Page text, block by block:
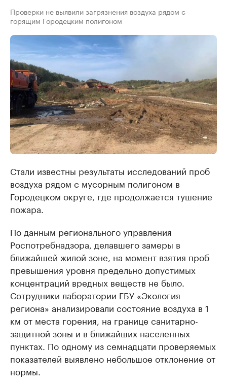
Проверки не выявили загрязнения воздуха рядом с
горящим Городецким полигоном
Стали известны результаты исследований проб
воздуха рядом с мусорным полигоном в
Городецком округе, где продолжается тушение
пожара.
По данным регионального управления
Роспотребнадзора, делавшего замеры в
ближайшей жилой зоне, на момент взятия проб
превышения уровня предельно допустимых
концентраций вредных веществ не было.
Сотрудники лаборатории ГБУ «Экология
региона» анализировали состояние воздуха в 1
км от места горения, на границе санитарно-
защитной зоны и в ближайших населенных
пунктах. По одному из семнадцати проверяемых
показателей выявлено небольшое отклонение от
нормы.